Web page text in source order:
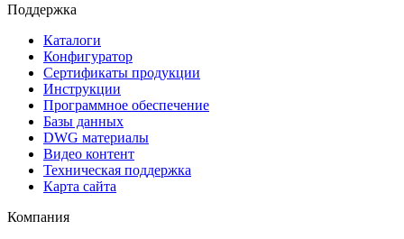
Поддержка
Каталоги
Конфигуратор
Сертификаты продукции
Инструкции
Программное обеспечение
Базы данных
DWG материалы
Видео контент
Техническая поддержка
Карта сайта
Компания